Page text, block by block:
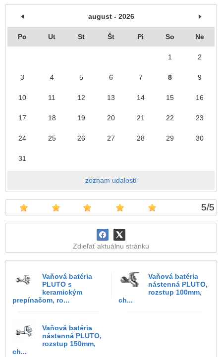
august - 2026
Po Ut St Št Pi So Ne
1 2
3 4 5 6 7 8 9
10 11 12 13 14 15 16
17 18 19 20 21 22 23
24 25 26 27 28 29 30
31
zoznam udalostí
5/5
Zdieľať aktuálnu stránku
Vaňová batéria
PLUTO s
keramickým
prepínačom, ro...
Vaňová batéria
nástenná PLUTO,
rozstup 100mm,
ch...
Vaňová batéria
nástenná PLUTO,
rozstup 150mm,
ch...